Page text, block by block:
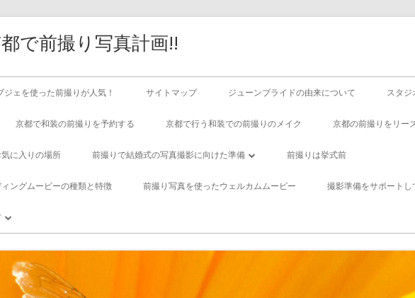
で前撮り写真計画!!
ジェを使った前撮りが人気！ サイトマップ ジューンブライドの由来について スタジ
京都で和装の前撮りを予約する 京都で行う和装での前撮りのメイク 京都の前撮りをリー
に入りの場所 前撮りで結婚式の写真撮影に向けた準備
優れたカメラマンを選ぶ重要性とその影
前撮りは挙式前
ングムービーの種類と特徴 前撮り写真を使ったウェルカムムービー 撮影準備をサポート